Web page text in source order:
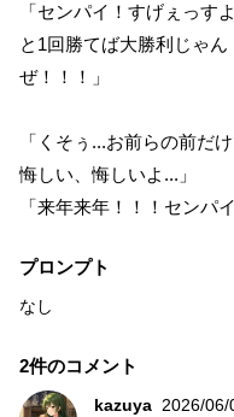
「センパイ！すげぇっす
と1回勝てば大勝利じゃ
ぜ！！！」
「くそぅ...お前らの前だ
悔しい、悔しいよ...」
「来年来年！！！センパ
プロンプト
なし
2件のコメント
kazuya 2026/06/